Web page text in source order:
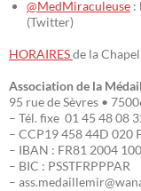
@MedMiraculeuse :
(Twitter)
HORAIRESde la
Association de la
95 rue de Sèvres •
– Tél. fixe 01 45 48 08
– CCP19 458 44D 020
– IBAN : FR81 2004
– BIC : PSSTFRPPPAR
–